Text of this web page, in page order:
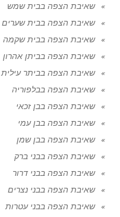
שאיבת הצפה בבית שמש
שאיבת הצפה בבית שערים
שאיבת הצפה בבית שקמה
שאיבת הצפה בביתן אהרון
שאיבת הצפה בביתר עילית
שאיבת הצפה בבלפוריה
שאיבת הצפה בבן זכאי
שאיבת הצפה בבן עמי
שאיבת הצפה בבן שמן
שאיבת הצפה בבני ברק
שאיבת הצפה בבני דרור
שאיבת הצפה בבני נצרים
שאיבת הצפה בבני עטרות